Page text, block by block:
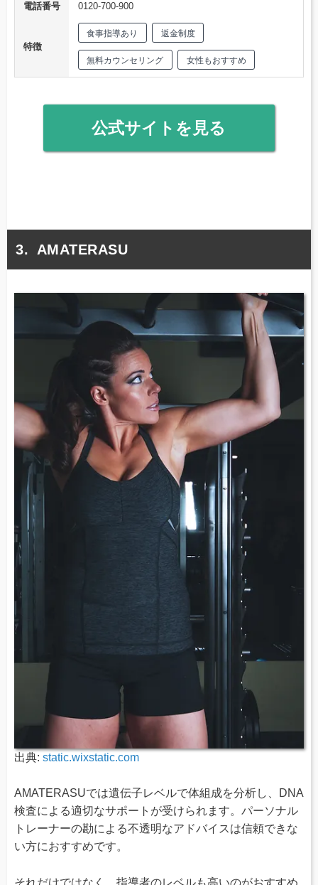
電話番号
0120-700-900
特徴
食事指導あり 返金制度
無料カウンセリング 女性もおすすめ
公式サイトを見る
AMATERASU​
出典: static.wixstatic.com
AMATERASU​では遺伝子レベルで体組成を分析し、DNA
検査による適切なサポートが受けられます。パーソナル
トレーナーの勘による不透明なアドバイスは信頼できな
い方におすすめです。
それだけではなく、指導者のレベルも高いのがおすすめ